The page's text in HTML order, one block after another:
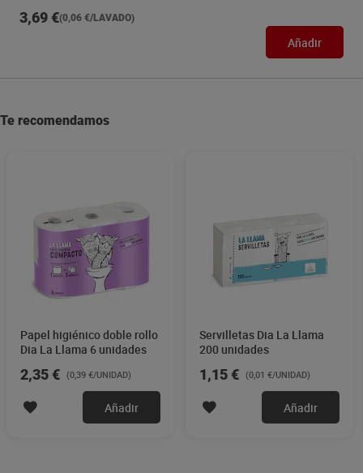
3,69 €(0,06 €/LAVADO)
Añadir
Te recomendamos
Papel higiénico doble rollo
Dia La Llama 6 unidades
2,35 € (0,39 €/UNIDAD)
Añadir
Servilletas Dia La Llama
200 unidades
1,15 € (0,01 €/UNIDAD)
Añadir